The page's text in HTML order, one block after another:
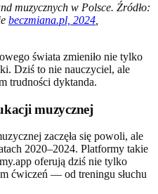
muzycznych w Polsce. Źródło:
beczmiana.pl, 2024
świata zmieniło nie tylko
Dziś to nie nauczyciel, ale
trudności dyktanda.
muzycznej
zaczęła się powoli, ale
2020–2024. Platformy takie
oferują dziś nie tylko
ćwiczeń — od treningu słuchu